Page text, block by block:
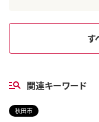
す
関連キーワード
秋田市